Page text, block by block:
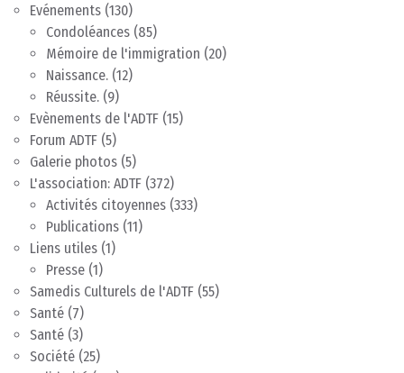
Evénements (130)
Condoléances (85)
Mémoire de l'immigration (20)
Naissance. (12)
Réussite. (9)
Evènements de l'ADTF (15)
Forum ADTF (5)
Galerie photos (5)
L'association: ADTF (372)
Activités citoyennes (333)
Publications (11)
Liens utiles (1)
Presse (1)
Samedis Culturels de l'ADTF (55)
Santé (7)
Santé (3)
Société (25)